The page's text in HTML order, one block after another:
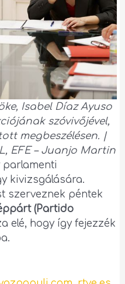
Isabel Díaz Ayuso
szóvivőjével,
megbeszélésen. |
EFE – Juanjo Martin
parlamenti
kivizsgálására.
szerveznek péntek
(Partido
elé, hogy így fejezzék